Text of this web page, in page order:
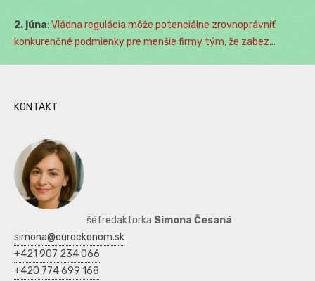
2. júna: Vládna regulácia môže potenciálne zrovnoprávniť
konkurenčné podmienky pre menšie firmy tým, že zabez...
KONTAKT
šéfredaktorka Simona Česaná
simona@euroekonom.sk
+421 907 234 066
+420 774 699 168